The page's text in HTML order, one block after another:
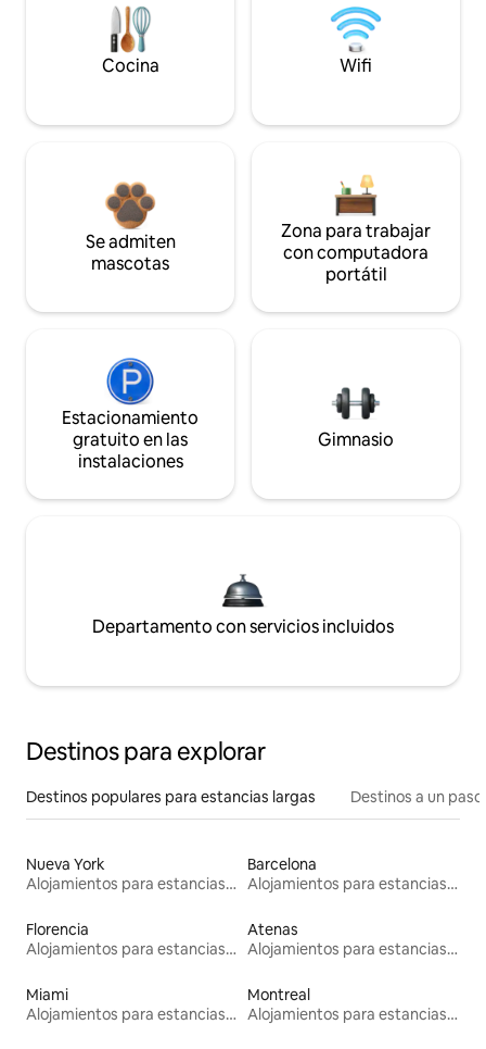
Cocina Wifi
Se admiten
mascotas
Zona para trabajar
con computadora
portátil
Estacionamiento
gratuito en las
instalaciones
Gimnasio
Departamento con servicios incluidos
Destinos para explorar
Destinos populares para estancias largas Destinos a un
Nueva York
Alojamientos para estancias largas
Barcelona
Alojamientos para estancias largas
Florencia
Alojamientos para estancias largas
Atenas
Alojamientos para estancias largas
Miami
Alojamientos para estancias largas
Montreal
Alojamientos para estancias largas